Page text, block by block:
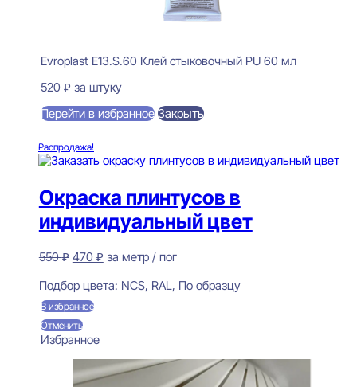
Evroplast E13.S.60 Клей стыковочный PU 60 мл
520 ₽ за штуку
Перейти в избранное Закрыть
Распродажа!
Окраска плинтусов в
индивидуальный цвет
550₽ Первоначальная
составляла
550 ₽.
470 ₽Текущая
470 ₽.
за метр / пог
Подбор цвета: NCS, RAL, По образцу
В избранное
Отменить
Избранное